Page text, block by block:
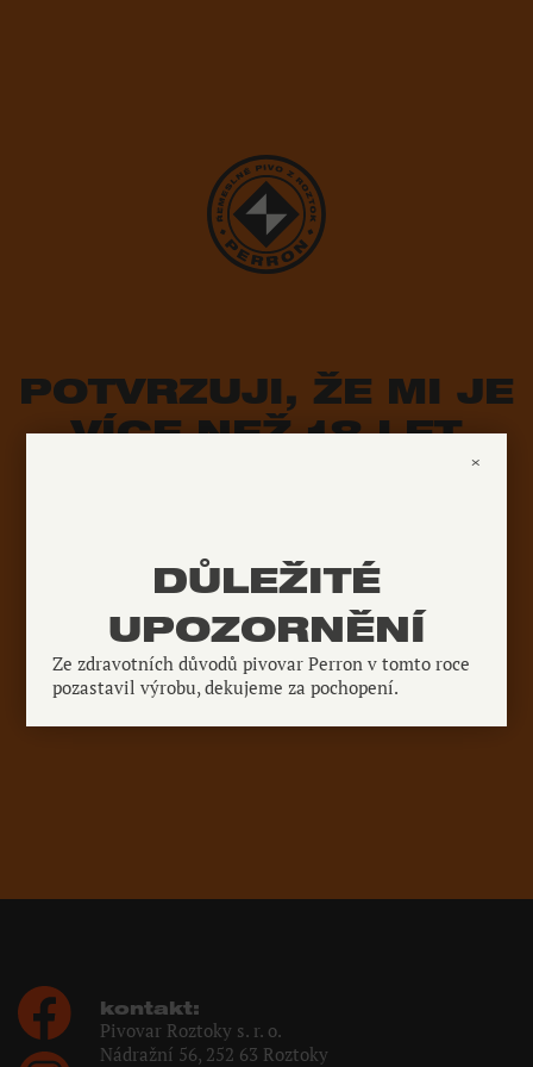
POTVRZUJI, ŽE MI JE
VÍCE NEŽ 18 LET
kontakt:
Pivovar Roztoky s. r. o.
Nádražní 56, 252 63 Roztoky
×
DŮLEŽITÉ
UPOZORNĚNÍ
Ze zdravotních důvodů pivovar Perron v tomto roce
pozastavil výrobu, dekujeme za pochopení.